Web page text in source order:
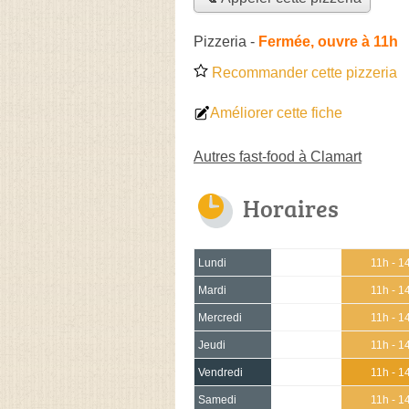
Pizzeria - Fermée, ouvre à 11h
Recommander cette pizzeria
Améliorer cette fiche
Autres fast-food à Clamart
Horaires
Lundi 11h -
Mardi 11h -
Mercredi 11h -
Jeudi 11h -
Vendredi 11h -
Samedi 11h -